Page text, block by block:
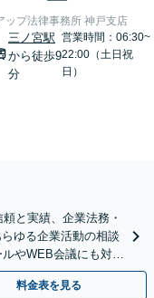
ップ法律事務所 神戸支店
三ノ宮駅
から徒歩9
分
営業時間：06:30~
22:00（土日祝
日）
と実績、企業法務・
ゆる企業活動の相談
やWEB会議にも対
料金表を見る